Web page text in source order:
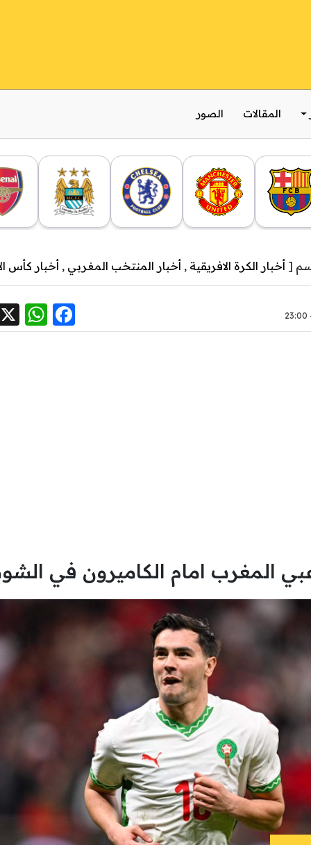
المقالات الصور
[ أخبار الكرة الافريقية , أخبار المنتخب المغربي , أخبار كأس
المغرب امام الكاميرون في